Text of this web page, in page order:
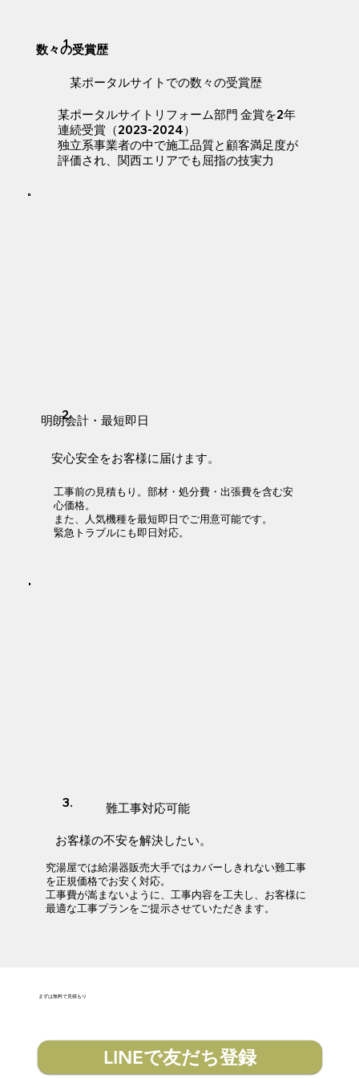
某ポータルサイトリフォーム部門 金賞を2年
連続受賞（2023-2024）
独立系事業者の中で施工品質と顧客満足度が
評価され、関西エリアでも屈指の技実力
1.
​某ポータルサイトでの数々の受賞歴
数々の受賞歴
2.
​明朗会計・最短即日
​安心安全をお客様に届けます。
工事前の見積もり。部材・処分費・出張費を含む安
心価格。
また、人気機種を最短即日でご用意可能です。
緊急トラブルにも即日対応。
3. ​難工事対応可能
​お客様の不安を解決したい。
究湯屋では給湯器販売大手ではカバーしきれない難工事
を正規価格でお安く対応。
工事費が嵩まないように、工事内容を工夫し、お客様に
最適な工事プランをご提示させていただきます。
​まずは無料で見積もり
LINEで友だち登録